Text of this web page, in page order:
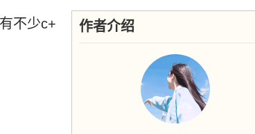
不少c+
作者介绍